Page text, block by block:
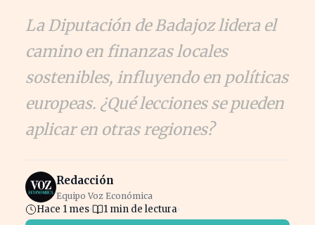
La Diputación de Badajoz lidera el
camino en finanzas locales
sostenibles, influyendo en políticas
europeas. ¿Qué lecciones se pueden
aplicar en otras regiones?
Redacción
Equipo Voz Económica
Hace 1 mes 1 min de lectura